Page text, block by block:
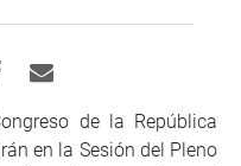
de la República
en la Sesión del Pleno